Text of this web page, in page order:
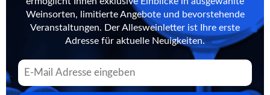
Weinsorten, limitierte Angebote und bevorstehende
Veranstaltungen. Der Allesweinletter ist Ihre erste
Adresse für aktuelle Neuigkeiten.